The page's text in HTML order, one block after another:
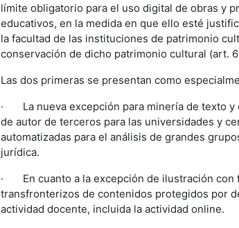
límite obligatorio para el uso digital de obras y
educativos, en la medida en que ello esté
la facultad de las instituciones de patrimonio
conservación de dicho patrimonio cultural (art.
Las dos primeras se presentan como
· La nueva excepción para minería de texto y
de autor de terceros para las universidades y
automatizadas para el análisis de grandes
jurídica.
· En cuanto a la excepción de ilustración con
transfronterizos de contenidos protegidos por
actividad docente, incluida la actividad online.